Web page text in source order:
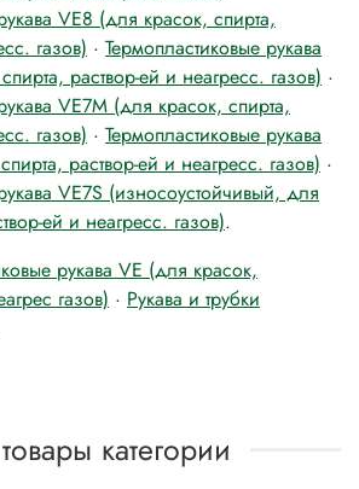
VE8 (для красок, спирта,
газов) · Термопластиковые рукава
раствор-ей и неагресс. газов) ·
VE7M (для красок, спирта,
газов) · Термопластиковые рукава
раствор-ей и неагресс. газов) ·
VE7S (износоустойчивый, для
ей и неагресс. газов).
рукава VE (для красок,
газов) · Рукава и трубки
категории